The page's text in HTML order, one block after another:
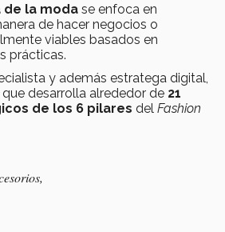
la moda se enfoca en
de hacer negocios o
viables basados en
prácticas.
y además estratega digital,
desarrolla alrededor de 21
de los 6 pilares del Fashion